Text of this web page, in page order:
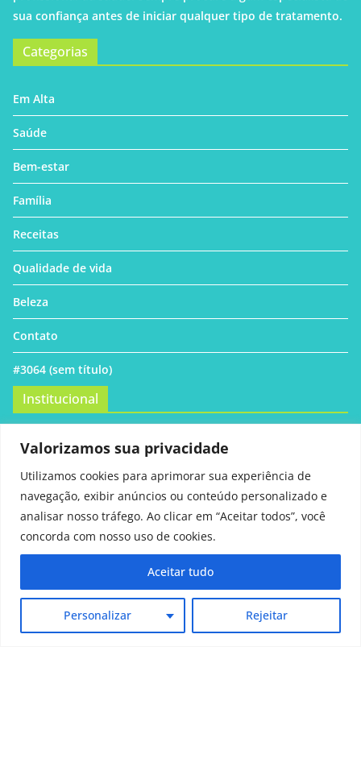
Valorizamos sua privacidade
Utilizamos cookies para aprimorar sua experiência de
navegação, exibir anúncios ou conteúdo personalizado e
analisar nosso tráfego. Ao clicar em “Aceitar todos”, você
concorda com nosso uso de cookies.
Personalizar Rejeitar
Aceitar tudo
sua confiança antes de iniciar qualquer tipo de tratamento.
Categorias
Em Alta
Saúde
Bem-estar
Família
Receitas
Qualidade de vida
Beleza
Contato
#3064 (sem título)
Institucional
Política Privacidade
Políticas de cookies
Políticas de comentários